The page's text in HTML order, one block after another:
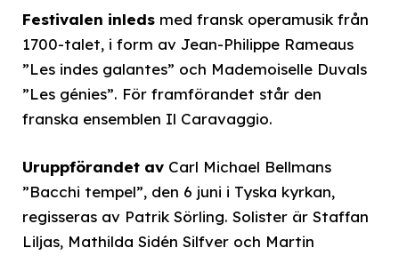
Festivalen inleds med fransk operamusik från
1700-talet, i form av Jean-Philippe Rameaus
”Les indes galantes” och Mademoiselle Duvals
”Les génies”. För framförandet står den
franska ensemblen Il Caravaggio.
Uruppförandet av Carl Michael Bellmans
”Bacchi tempel”, den 6 juni i Tyska kyrkan,
regisseras av Patrik Sörling. Solister är Staffan
Liljas, Mathilda Sidén Silfver och Martin